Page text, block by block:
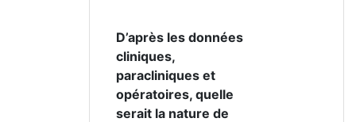
D’après les données
cliniques,
paracliniques et
opératoires, quelle
serait la nature de